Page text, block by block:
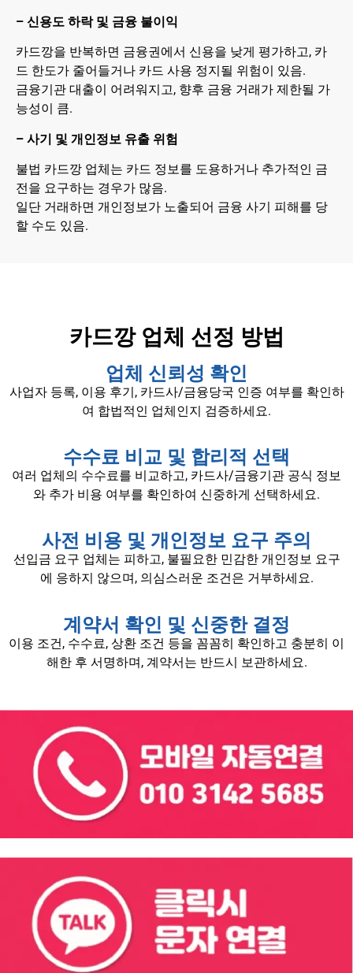
– 신용도 하락 및 금융 불이익
카드깡을 반복하면 금융권에서 신용을 낮게 평가하고, 카
드 한도가 줄어들거나 카드 사용 정지될 위험이 있음.
금융기관 대출이 어려워지고, 향후 금융 거래가 제한될 가
능성이 큼.
– 사기 및 개인정보 유출 위험
불법 카드깡 업체는 카드 정보를 도용하거나 추가적인 금
전을 요구하는 경우가 많음.
일단 거래하면 개인정보가 노출되어 금융 사기 피해를 당
할 수도 있음.
카드깡 업체 선정 방법
업체 신뢰성 확인
사업자 등록, 이용 후기, 카드사/금융당국 인증 여부를 확인하
여 합법적인 업체인지 검증하세요.
수수료 비교 및 합리적 선택
여러 업체의 수수료를 비교하고, 카드사/금융기관 공식 정보
와 추가 비용 여부를 확인하여 신중하게 선택하세요.
사전 비용 및 개인정보 요구 주의
선입금 요구 업체는 피하고, 불필요한 민감한 개인정보 요구
에 응하지 않으며, 의심스러운 조건은 거부하세요.
계약서 확인 및 신중한 결정
이용 조건, 수수료, 상환 조건 등을 꼼꼼히 확인하고 충분히 이
해한 후 서명하며, 계약서는 반드시 보관하세요.